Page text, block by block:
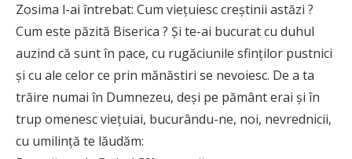
Zosima l-ai în­trebat: Cum viețuiesc creștinii astăzi ?
Cum este păzită Biserica ? Și te-ai bucurat cu duhul
auzind că sunt în pace, cu rugăciunile sfinților pustnici
și cu ale celor ce prin mănăstiri se nevoiesc. De a ta
trăire numai în Dumnezeu, deși pe pământ erai și în
trup omenesc viețuiai, bucurându-ne, noi, nevrednicii,
cu umilință te lăudăm: